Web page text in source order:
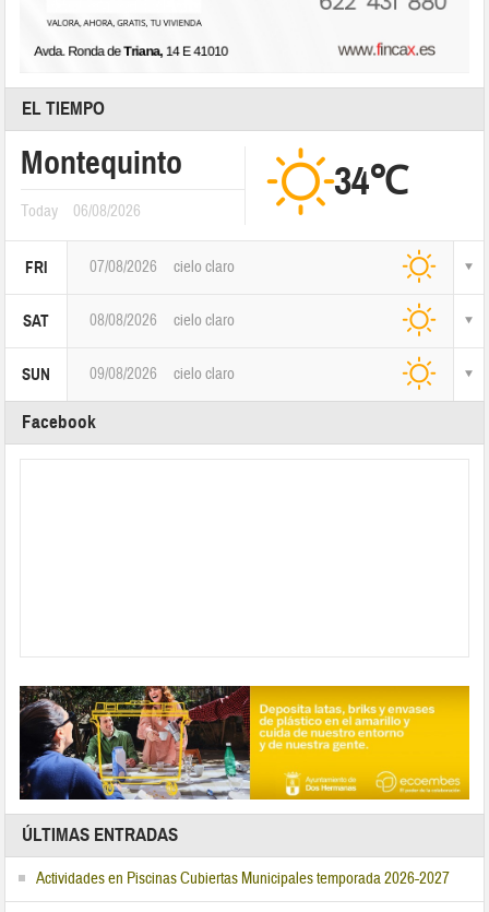
EL TIEMPO
Montequinto
Today 06/08/2026
34℃
FRI 07/08/2026 cielo claro
SAT 08/08/2026 cielo claro
SUN 09/08/2026 cielo claro
Facebook
ÚLTIMAS ENTRADAS
Actividades en Piscinas Cubiertas Municipales temporada 2026-2027